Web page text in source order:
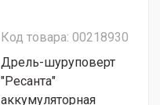
Код товара: 00218930
Дрель-шуруповерт
"Ресанта"
аккумуляторная